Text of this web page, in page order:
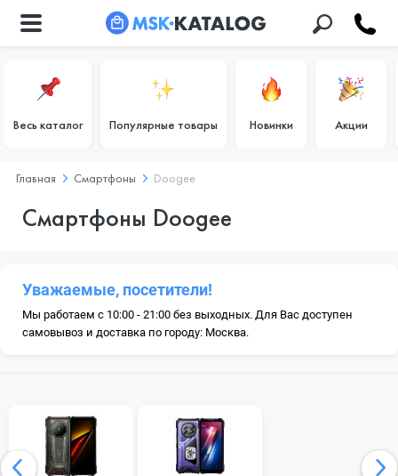
Весь каталог Популярные товары Новинки Акции
Главная Смартфоны Doogee
Смартфоны Doogee
Уважаемые, посетители!
Мы работаем с 10:00 - 21:00 без выходных. Для Вас доступен
самовывоз и доставка по городу: Москва.